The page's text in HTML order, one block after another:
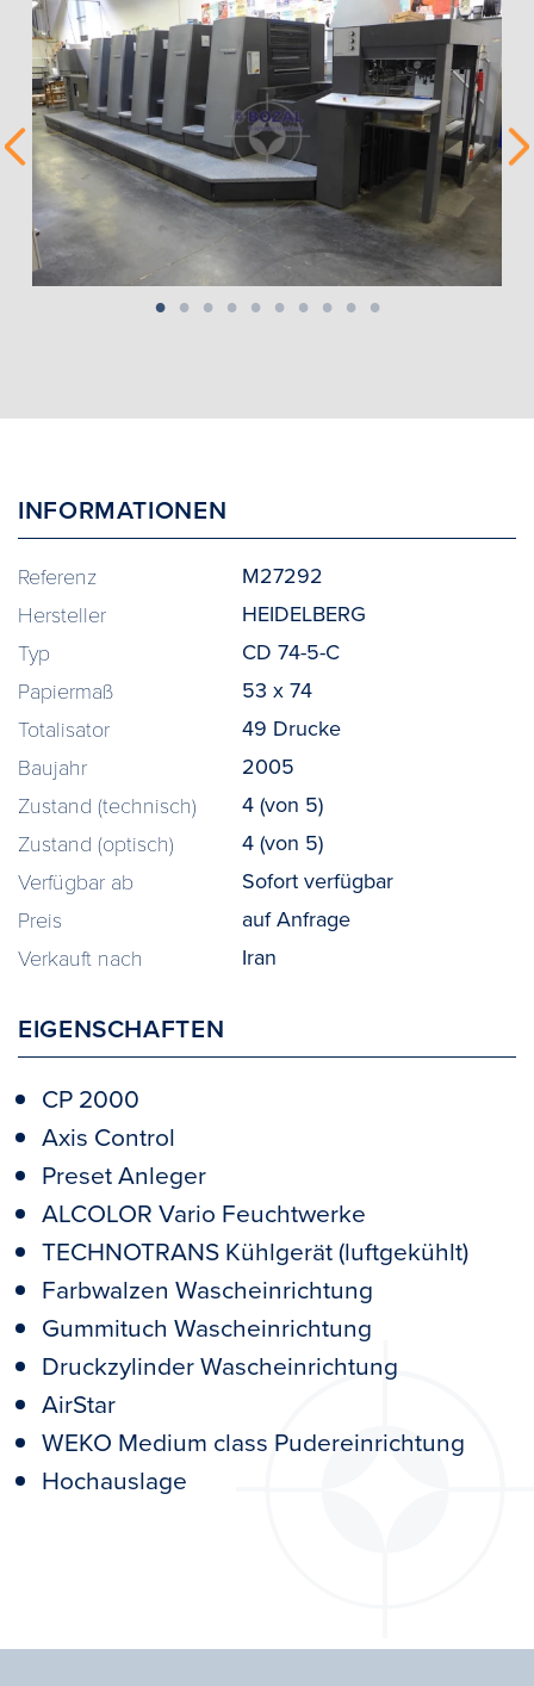
INFORMATIONEN
Referenz M27292
Hersteller HEIDELBERG
Typ CD 74-5-C
Papiermaß 53 x 74
Totalisator 49 Drucke
Baujahr 2005
Zustand (technisch) 4 (von 5)
Zustand (optisch) 4 (von 5)
Verfügbar ab Sofort verfügbar
Preis auf Anfrage
Verkauft nach Iran
EIGENSCHAFTEN
CP 2000
Axis Control
Preset Anleger
ALCOLOR Vario Feuchtwerke
TECHNOTRANS Kühlgerät (luftgekühlt)
Farbwalzen Wascheinrichtung
Gummituch Wascheinrichtung
Druckzylinder Wascheinrichtung
AirStar
WEKO Medium class Pudereinrichtung
Hochauslage